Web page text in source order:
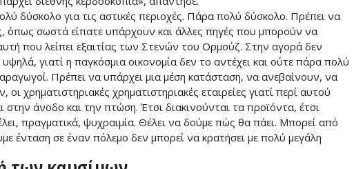
δύσκολο για τις αστικές περιοχές. Πάρα πολύ δύσκολο. Πρέπει να
όπως σωστά είπατε υπάρχουν και άλλες πηγές που μπορούν να
που λείπει εξαιτίας των Στενών του Ορμούζ. Στην αγορά δεν
γιατί η παγκόσμια οικονομία δεν το αντέχει και ούτε πάρα πολύ
Πρέπει να υπάρχει μια μέση κατάσταση, να ανεβαίνουν, να
χρηματιστηριακές χρηματιστηριακές εταιρείες γιατί περί αυτού
άνοδο και την πτώση. Έτσι διακινούνται τα προϊόντα, έτσι
πραγματικά, ψυχραιμία. Θέλει να δούμε πώς θα πάει. Μπορεί από
ένταση σε έναν πόλεμο δεν μπορεί να κρατήσει με πολύ μεγάλη